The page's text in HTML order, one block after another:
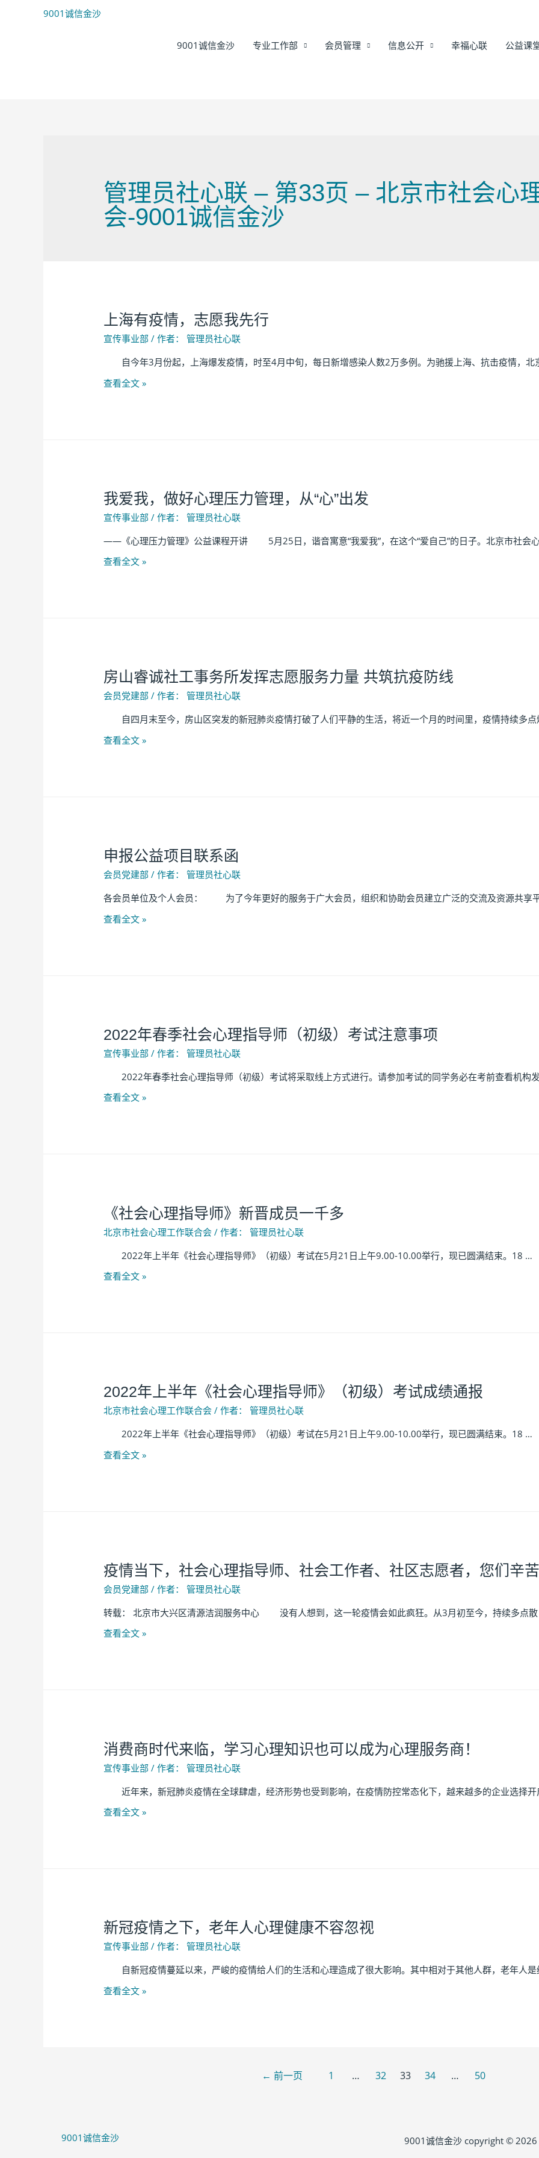
9001诚信金沙
9001诚信金沙 专业工作部 会员管理 信息公开 幸福心联 公益课
管理员社心联 – 第33页 – 北京市社会心
会-9001诚信金沙
上海有疫情，志愿我先行
宣传事业部 / 作者：
管理员社心联
自今年3月份起，上海爆发疫情，时至4月中旬，每日新增感染人数2万多例。为驰援上海、抗击疫情，北
查看全文 »
我爱我，做好心理压力管理，从“心”出发
宣传事业部 / 作者：
管理员社心联
——《心理压力管理》公益课程开讲 5月25日，谐音寓意“我爱我”，在这个“爱自己”的日子。北京市社会
查看全文 »
房山睿诚社工事务所发挥志愿服务力量 共筑抗疫防线
会员党建部 / 作者：
管理员社心联
自四月末至今，房山区突发的新冠肺炎疫情打破了人们平静的生活，将近一个月的时间里，疫情持续多
查看全文 »
申报公益项目联系函
会员党建部 / 作者：
管理员社心联
各会员单位及个人会员： 为了今年更好的服务于广大会员，组织和协助会员建立广泛的交流及资源共享
查看全文 »
2022年春季社会心理指导师（初级）考试注意事项
宣传事业部 / 作者：
管理员社心联
2022年春季社会心理指导师（初级）考试将采取线上方式进行。请参加考试的同学务必在考前查看机构
查看全文 »
《社会心理指导师》新晋成员一千多
北京市社会心理工作联合会 / 作者：
管理员社心联
2022年上半年《社会心理指导师》（初级）考试在5月21日上午9.00-10.00举行，现已圆满结束。18 …
查看全文 »
2022年上半年《社会心理指导师》（初级）考试成绩通报
北京市社会心理工作联合会 / 作者：
管理员社心联
2022年上半年《社会心理指导师》（初级）考试在5月21日上午9.00-10.00举行，现已圆满结束。18 …
查看全文 »
疫情当下，社会心理指导师、社会工作者、社区志愿者，您们辛苦
会员党建部 / 作者：
管理员社心联
转载： 北京市大兴区清源洁润服务中心 没有人想到，这一轮疫情会如此疯狂。从3月初至今，持续多点
查看全文 »
消费商时代来临，学习心理知识也可以成为心理服务商！
宣传事业部 / 作者：
管理员社心联
近年来，新冠肺炎疫情在全球肆虐，经济形势也受到影响，在疫情防控常态化下，越来越多的企业选择
查看全文 »
新冠疫情之下，老年人心理健康不容忽视
宣传事业部 / 作者：
管理员社心联
自新冠疫情蔓延以来，严峻的疫情给人们的生活和心理造成了很大影响。其中相对于其他人群，老年人
查看全文 »
← 前一页 1 … 32 33 34 … 50
9001诚信金沙
9001诚信金沙 copyright © 2026